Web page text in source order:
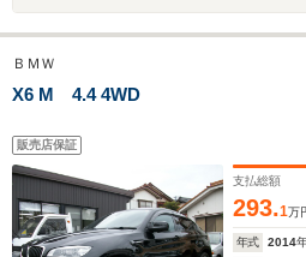
ＢＭＷ
X6 M 4.4 4WD
販売店保証
支払総額
293.1万
年式 2014